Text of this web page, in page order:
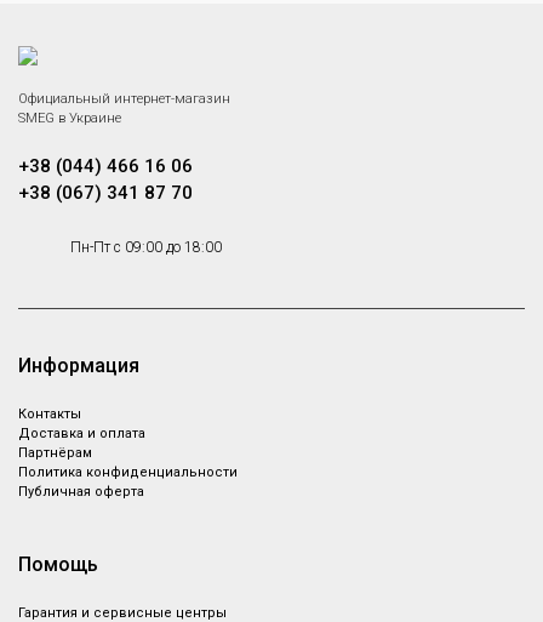
Официальный интернет-магазин
SMEG в Украине
+38 (044) 466 16 06
+38 (067) 341 87 70
Пн-Пт с 09:00 до 18:00
Информация
Контакты
Доставка и оплата
Партнёрам
Политика конфиденциальности
Публичная оферта
Помощь
Гарантия и сервисные центры